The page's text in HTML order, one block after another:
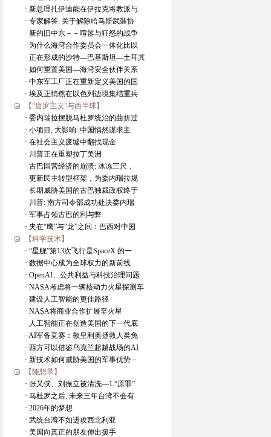
· 新总理扎伊迪能在伊拉克将教派与
· 专家解答: 关于解除哈马斯武装协
· 新的旧中东－－喧嚣与狂怒的战争
· 为什么海湾合作委员会一体化比以
· 正在形成的沙特—巴基斯坦—土耳其
· 如何重置美国—海湾安全伙伴关系
· 中东军工厂正在重新定义美国的国
· 埃及正悄然在以色列边境集结重兵
【“唐罗主义"与西半球】
· 委内瑞拉摆脱马杜罗统治的曲折过
· 小项目, 大影响: 中国悄然谋求主
· 在社会主义废墟中翻找现金
· 川普正在重塑拉丁美洲
· 古巴国营经济的崩溃: 冰冻三尺，
· 更新民主转型框架，为委内瑞拉规
· 长期威胁美国的古巴独裁政权终于
· 川普: 南方司令部成功处决委内瑞
· 军事占领古巴的利与弊
· 夹在“鹰”与“龙”之间：巴西对中国
【科学技术】
· “星舰”第13次飞行是SpaceX 的一
· 数据中心成为全球权力的新前线
· OpenAI、公共利益与科技治理问题
· NASA考虑将一辆核动力火星探测车
· 建设人工智能的更佳路径
· NASA将商业合作扩展至火星
· 人工智能正在创造美国的下一代底
· AI军备竞赛：教皇利奥拯救人类免
· 西方可以借鉴乌克兰超越战场的AI
· 新技术如何威胁美国的军事优势－
【随想录】
· 张又侠、刘振立被清洗―1.“原罪”
· 马杜罗之后, 未来三年台湾不会有
· 2026年的梦想
· 武统台湾不如进攻西北利亚
· 美国向真正的朋友伸出援手